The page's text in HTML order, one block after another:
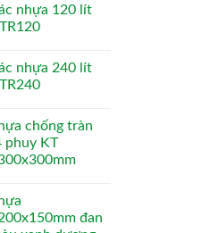
nhựa 120 lít
nhựa 240 lít
chống tràn
phuy KT
đan